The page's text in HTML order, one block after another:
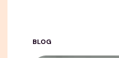
BLOG